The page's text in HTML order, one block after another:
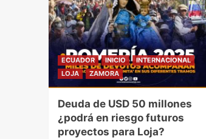
ECUADOR INICIO
INTERNACIONAL
LOJA
ZAMORA
Deuda de USD 50 millones
¿podrá en riesgo futuros
proyectos para Loja?